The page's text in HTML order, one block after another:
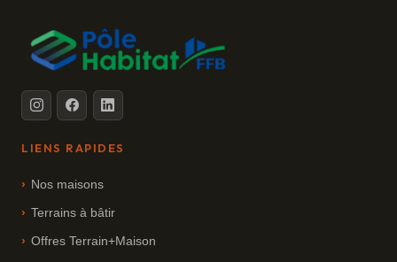
LIENS RAPIDES
Nos maisons
Terrains à bâtir
Offres Terrain+Maison